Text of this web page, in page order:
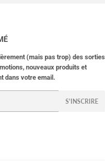
(mais pas trop) des sorties
nouveaux produits et
dans votre email.
S'INSCRIRE